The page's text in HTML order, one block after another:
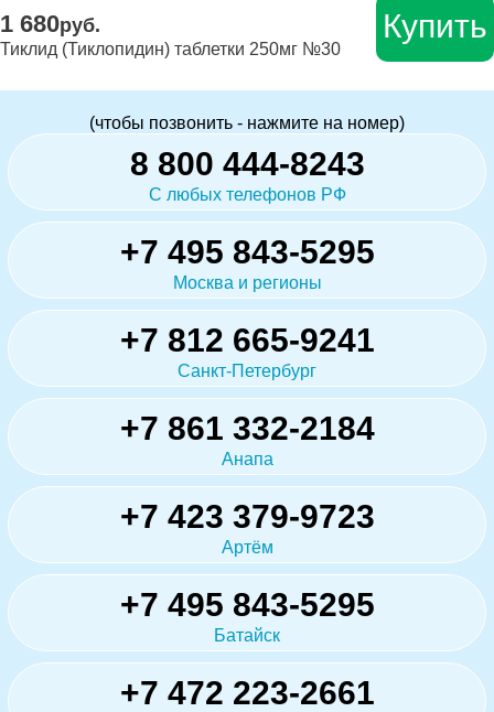
1 680руб.
Тиклид (Тиклопидин) таблетки 250мг №30
Купить
(чтобы позвонить - нажмите на номер)
8 800 444-8243
С любых телефонов РФ
+7 495 843-5295
Москва и регионы
+7 812 665-9241
Санкт-Петербург
+7 861 332-2184
Анапа
+7 423 379-9723
Артём
+7 495 843-5295
Батайск
+7 472 223-2661